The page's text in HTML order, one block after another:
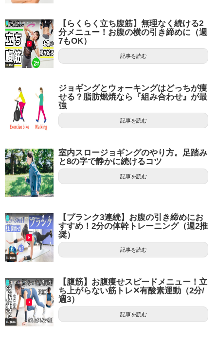
【らくらく立ち腹筋】無理なく続ける2
分メニュー！お腹の横の引き締めに（週
7もOK）
記事を読む
ジョギングとウォーキングはどっちが痩
せる？脂肪燃焼なら『組み合わせ』が最
強
記事を読む
室内スロージョギングのやり方。足踏み
と8の字で静かに続けるコツ
記事を読む
【プランク3連続】お腹の引き締めにお
すすめ！2分の体幹トレーニング（週2推
奨）
記事を読む
【腹筋】お腹痩せスピードメニュー！立
ち上がらない筋トレ✕有酸素運動（2分/
週3）
記事を読む